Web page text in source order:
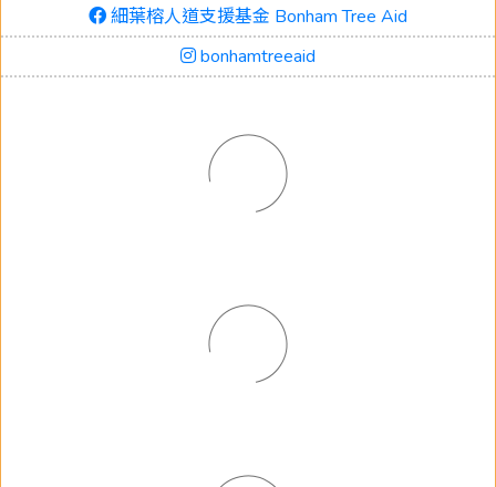
細葉榕人道支援基金 Bonham Tree Aid
bonhamtreeaid